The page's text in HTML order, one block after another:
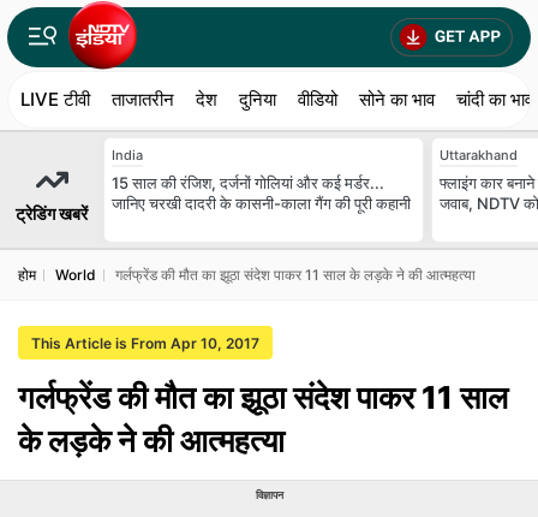
LIVE टीवी ताजातरीन देश दुनिया वीडियो सोने का भाव चांदी का भाव
ट्रेडिंग खबरें
India
15 साल की रंजिश, दर्जनों गोलियां और कई मर्डर...
जानिए चरखी दादरी के कासनी-काला गैंग की पूरी कहानी
Uttarakhand
फ्लाइंग कार बनाने
जवाब, NDTV को
होम World गर्लफ्रेंड की मौत का झूठा संदेश पाकर 11 साल के लड़के ने की आत्महत्या
This Article is From Apr 10, 2017
गर्लफ्रेंड की मौत का झूठा संदेश पाकर 11 साल
के लड़के ने की आत्महत्या
विज्ञापन